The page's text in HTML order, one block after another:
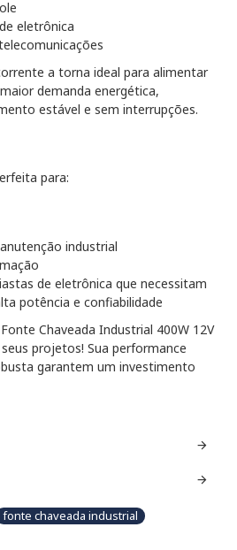
eletrônica
a torna ideal para alimentar
demanda energética,
estável e sem interrupções.
para:
industrial
de eletrônica que necessitam
potência e confiabilidade
Chaveada Industrial 400W 12V
projetos! Sua performance
garantem um investimento
fonte chaveada industrial